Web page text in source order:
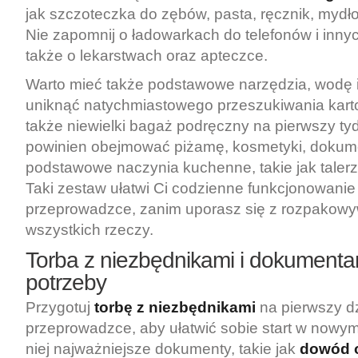
jak szczoteczka do zębów, pasta, ręcznik,
Nie zapomnij o ładowarkach do telefonów i
także o lekarstwach oraz apteczce.
Warto mieć także podstawowe narzędzia, wodę
uniknąć natychmiastowego przeszukiwania
także niewielki bagaż podręczny na pierwszy
powinien obejmować piżamę, kosmetyki,
podstawowe naczynia kuchenne, takie jak
Taki zestaw ułatwi Ci codzienne
przeprowadzce, zanim uporasz się z
wszystkich rzeczy.
Torba z niezbędnikami i
potrzeby
Przygotuj torbę z niezbędnikami na pierwszy
przeprowadzce, aby ułatwić sobie start w
niej najważniejsze dokumenty, takie jak dowód